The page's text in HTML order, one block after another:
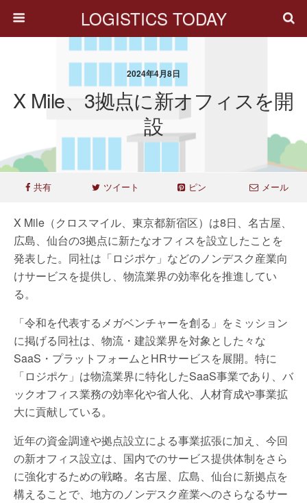
LOGISTICS TODAY
2024年4月8日
X Mile、3拠点に新オフィスを開
設
共有 ツイート ピン メール
X Mile（クロスマイル、東京都新宿区）は8日、名古屋、
広島、仙台の3拠点に新たなオフィスを設立したことを
発表した。同社は「ロジポケ」などのノンデスク産業向
けサービスを提供し、物流業界の効率化を推進してい
る。
「令和を代表するメガベンチャーを創る」をミッション
に掲げる同社は、物流・建設業界を対象とした々な
SaaS・プラットフォームとHRサービスを展開。特に
「ロジポケ」は物流業界に特化したSaaS事業であり、バ
ックオフィス業務の効率化や省人化、人材育成や事業拡
大に貢献している。
近年の資金調達や拠点設立による事業拡張に加え、今回
の新オフィス設立は、国内でのサービス提供体制をさら
に強化するための戦略。名古屋、広島、仙台に新拠点を
構えることで、地方のノンデスク産業へのさらなるサー